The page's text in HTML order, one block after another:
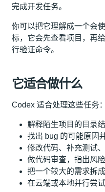
完成开发任务。
你可以把它理解成一个会
标，它会先查看项目，再
行验证命令。
它适合做什么
Codex 适合处理这些任务：
解释陌生项目的目录
找出 bug 的可能原因
修改代码、补充测试、
做代码审查，指出风险
把一个较大的需求拆
在云端或本地并行尝试